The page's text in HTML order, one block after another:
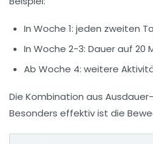
In Woche 1: jeden zweiten
In Woche 2-3: Dauer auf 20
Ab Woche 4: weitere
Die Kombination aus
Besonders effektiv ist die